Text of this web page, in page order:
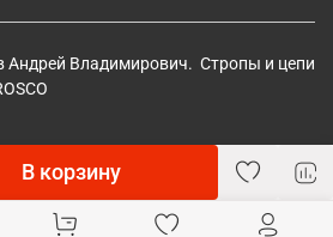
В корзину
Владимирович. Стропы и цепи